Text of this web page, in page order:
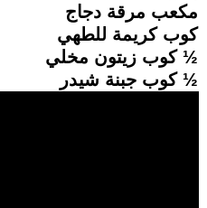
مكعب مرقة دجاج
كوب كريمة للطهي
½ كوب زيتون مخلي
½ كوب جبنة شيدر